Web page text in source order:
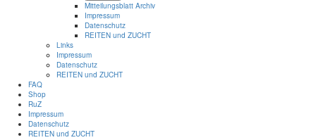
Mitteilungsblatt Archiv
Impressum
Datenschutz
REITEN und ZUCHT
Links
Impressum
Datenschutz
REITEN und ZUCHT
FAQ
Shop
RuZ
Impressum
Datenschutz
REITEN und ZUCHT